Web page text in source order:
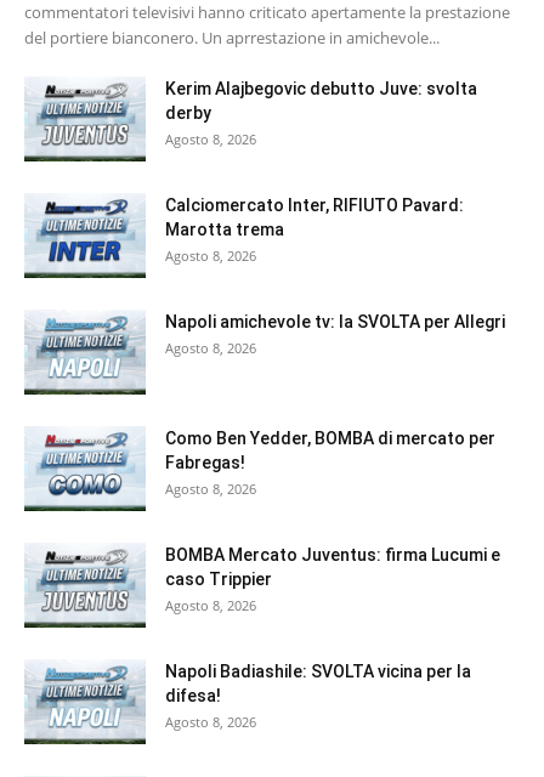
commentatori televisivi hanno criticato apertamente la prestazione
del portiere bianconero. Un aprrestazione in amichevole...
Kerim Alajbegovic debutto Juve: svolta
derby
Agosto 8, 2026
Calciomercato Inter, RIFIUTO Pavard:
Marotta trema
Agosto 8, 2026
Napoli amichevole tv: la SVOLTA per Allegri
Agosto 8, 2026
Como Ben Yedder, BOMBA di mercato per
Fabregas!
Agosto 8, 2026
BOMBA Mercato Juventus: firma Lucumi e
caso Trippier
Agosto 8, 2026
Napoli Badiashile: SVOLTA vicina per la
difesa!
Agosto 8, 2026